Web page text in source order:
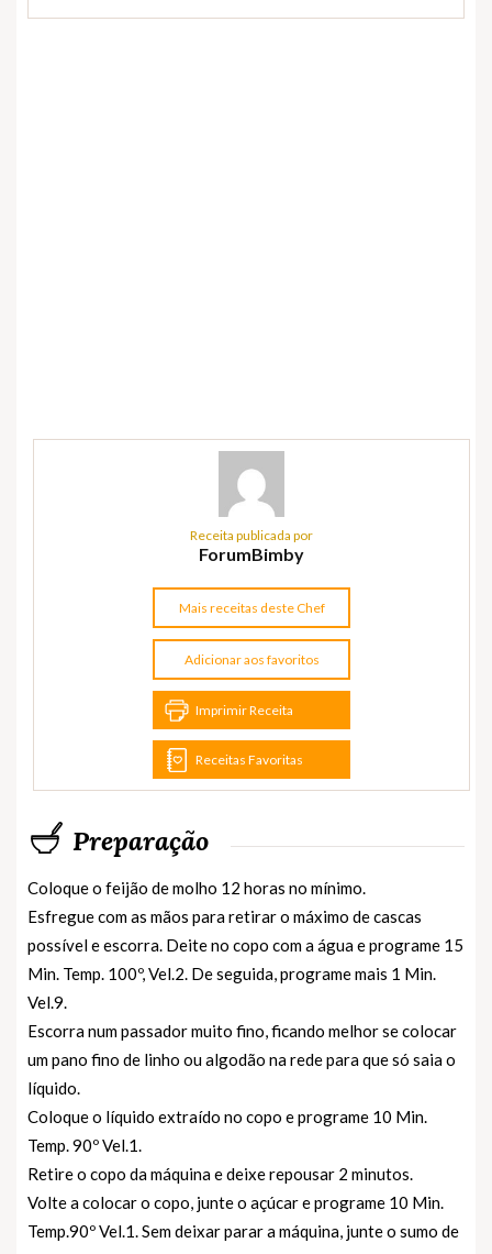
Receita publicada por
ForumBimby
Mais receitas deste Chef
Adicionar aos favoritos
Imprimir Receita
Receitas Favoritas
Preparação
Coloque o feijão de molho 12 horas no mínimo.
Esfregue com as mãos para retirar o máximo de cascas
possível e escorra. Deite no copo com a água e programe 15
Min. Temp. 100º, Vel.2. De seguida, programe mais 1 Min.
Vel.9.
Escorra num passador muito fino, ficando melhor se colocar
um pano fino de linho ou algodão na rede para que só saia o
líquido.
Coloque o líquido extraído no copo e programe 10 Min.
Temp. 90º Vel.1.
Retire o copo da máquina e deixe repousar 2 minutos.
Volte a colocar o copo, junte o açúcar e programe 10 Min.
Temp.90º Vel.1. Sem deixar parar a máquina, junte o sumo de